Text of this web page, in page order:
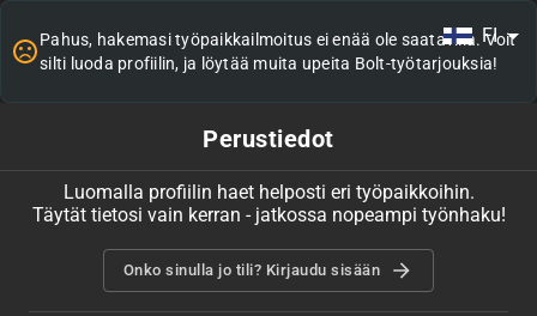
FI
Pahus, hakemasi työpaikkailmoitus ei enää ole saatavilla. Voit
silti luoda profiilin, ja löytää muita upeita Bolt-työtarjouksia!
Perustiedot
Luomalla profiilin haet helposti eri työpaikkoihin.
Täytät tietosi vain kerran - jatkossa nopeampi työnhaku!
Onko sinulla jo tili? Kirjaudu sisään